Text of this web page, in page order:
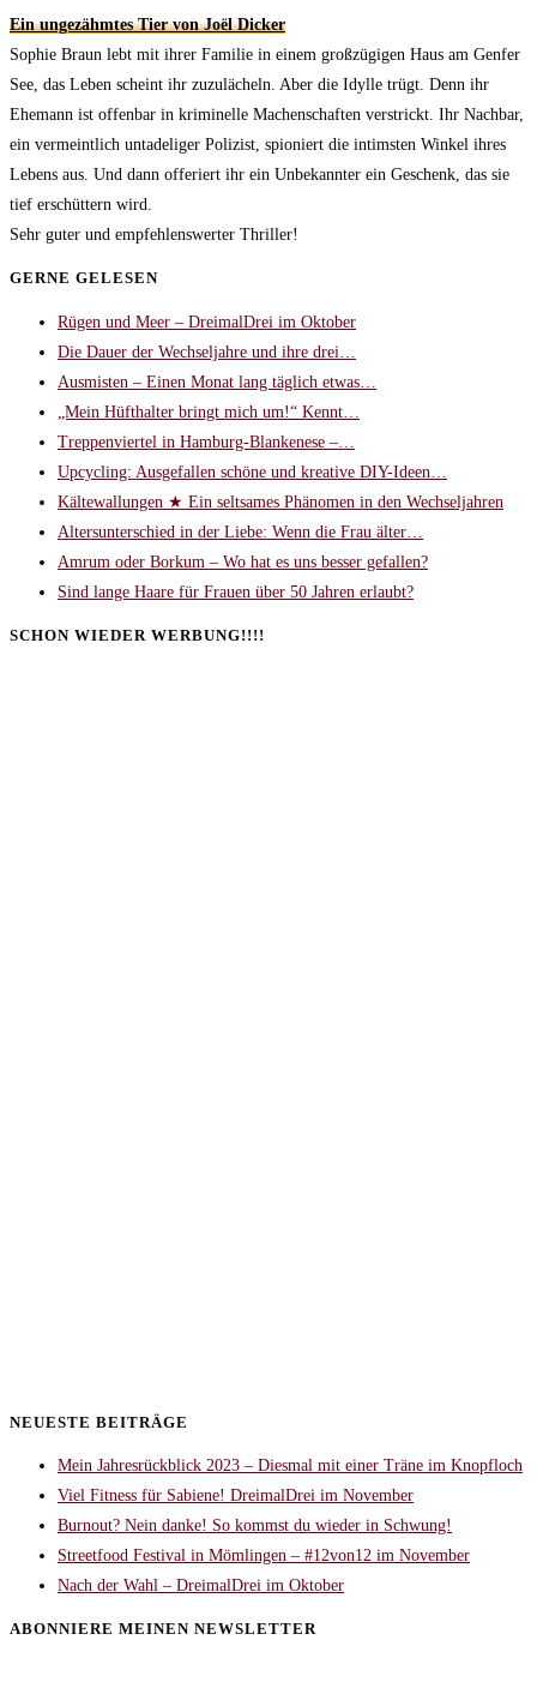
Ein ungezähmtes Tier von Joël Dicker
Sophie Braun lebt mit ihrer Familie in einem großzügigen Haus am Genfer
See, das Leben scheint ihr zuzulächeln. Aber die Idylle trügt. Denn ihr
Ehemann ist offenbar in kriminelle Machenschaften verstrickt. Ihr Nachbar,
ein vermeintlich untadeliger Polizist, spioniert die intimsten Winkel ihres
Lebens aus. Und dann offeriert ihr ein Unbekannter ein Geschenk, das sie
tief erschüttern wird.
Sehr guter und empfehlenswerter Thriller!
GERNE GELESEN
Rügen und Meer – DreimalDrei im Oktober
Die Dauer der Wechseljahre und ihre drei…
Ausmisten – Einen Monat lang täglich etwas…
„Mein Hüfthalter bringt mich um!“ Kennt…
Treppenviertel in Hamburg-Blankenese –…
Upcycling: Ausgefallen schöne und kreative DIY-Ideen…
Kältewallungen ★ Ein seltsames Phänomen in den Wechseljahren
Altersunterschied in der Liebe: Wenn die Frau älter…
Amrum oder Borkum – Wo hat es uns besser gefallen?
Sind lange Haare für Frauen über 50 Jahren erlaubt?
SCHON WIEDER WERBUNG!!!!
NEUESTE BEITRÄGE
Mein Jahresrückblick 2023 – Diesmal mit einer Träne im Knopfloch
Viel Fitness für Sabiene! DreimalDrei im November
Burnout? Nein danke! So kommst du wieder in Schwung!
Streetfood Festival in Mömlingen – #12von12 im November
Nach der Wahl – DreimalDrei im Oktober
ABONNIERE MEINEN NEWSLETTER